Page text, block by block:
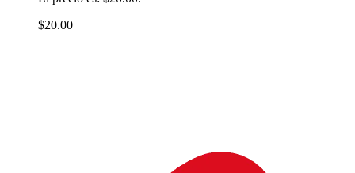
$20.00